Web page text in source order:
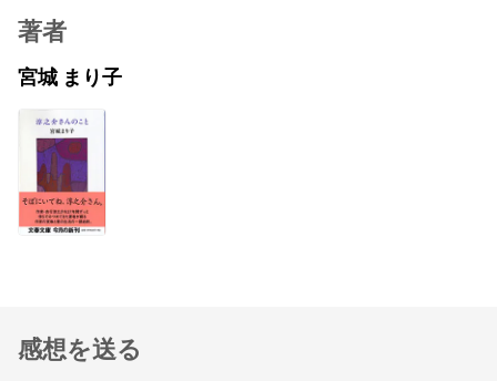
著者
宮城 まり子
感想を送る